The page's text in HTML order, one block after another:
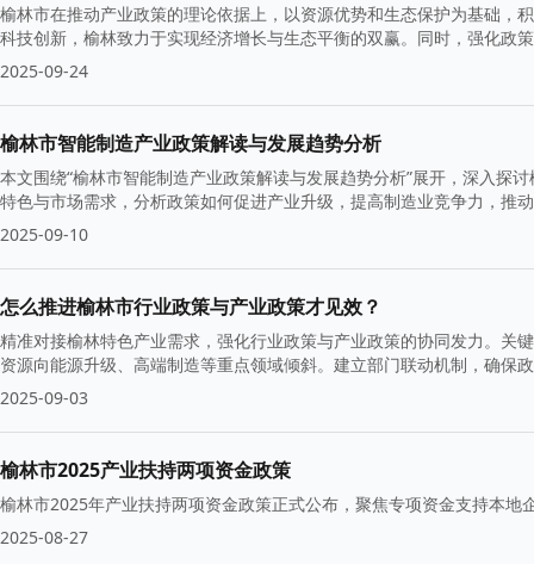
榆林市在推动产业政策的理论依据上，以资源优势和生态保护为基础，
科技创新，榆林致力于实现经济增长与生态平衡的双赢。同时，强化政
2025-09-24
榆林市智能制造产业政策解读与发展趋势分析
本文围绕“榆林市智能制造产业政策解读与发展趋势分析”展开，深入探
特色与市场需求，分析政策如何促进产业升级，提高制造业竞争力，推
2025-09-10
怎么推进榆林市行业政策与产业政策才见效？
精准对接榆林特色产业需求，强化行业政策与产业政策的协同发力。关
资源向能源升级、高端制造等重点领域倾斜。建立部门联动机制，确保
本等实招，切实提升政策实效，激发市场主体活力。
2025-09-03
榆林市2025产业扶持两项资金政策
榆林市2025年产业扶持两项资金政策正式公布，聚焦专项资金支持本
2025-08-27